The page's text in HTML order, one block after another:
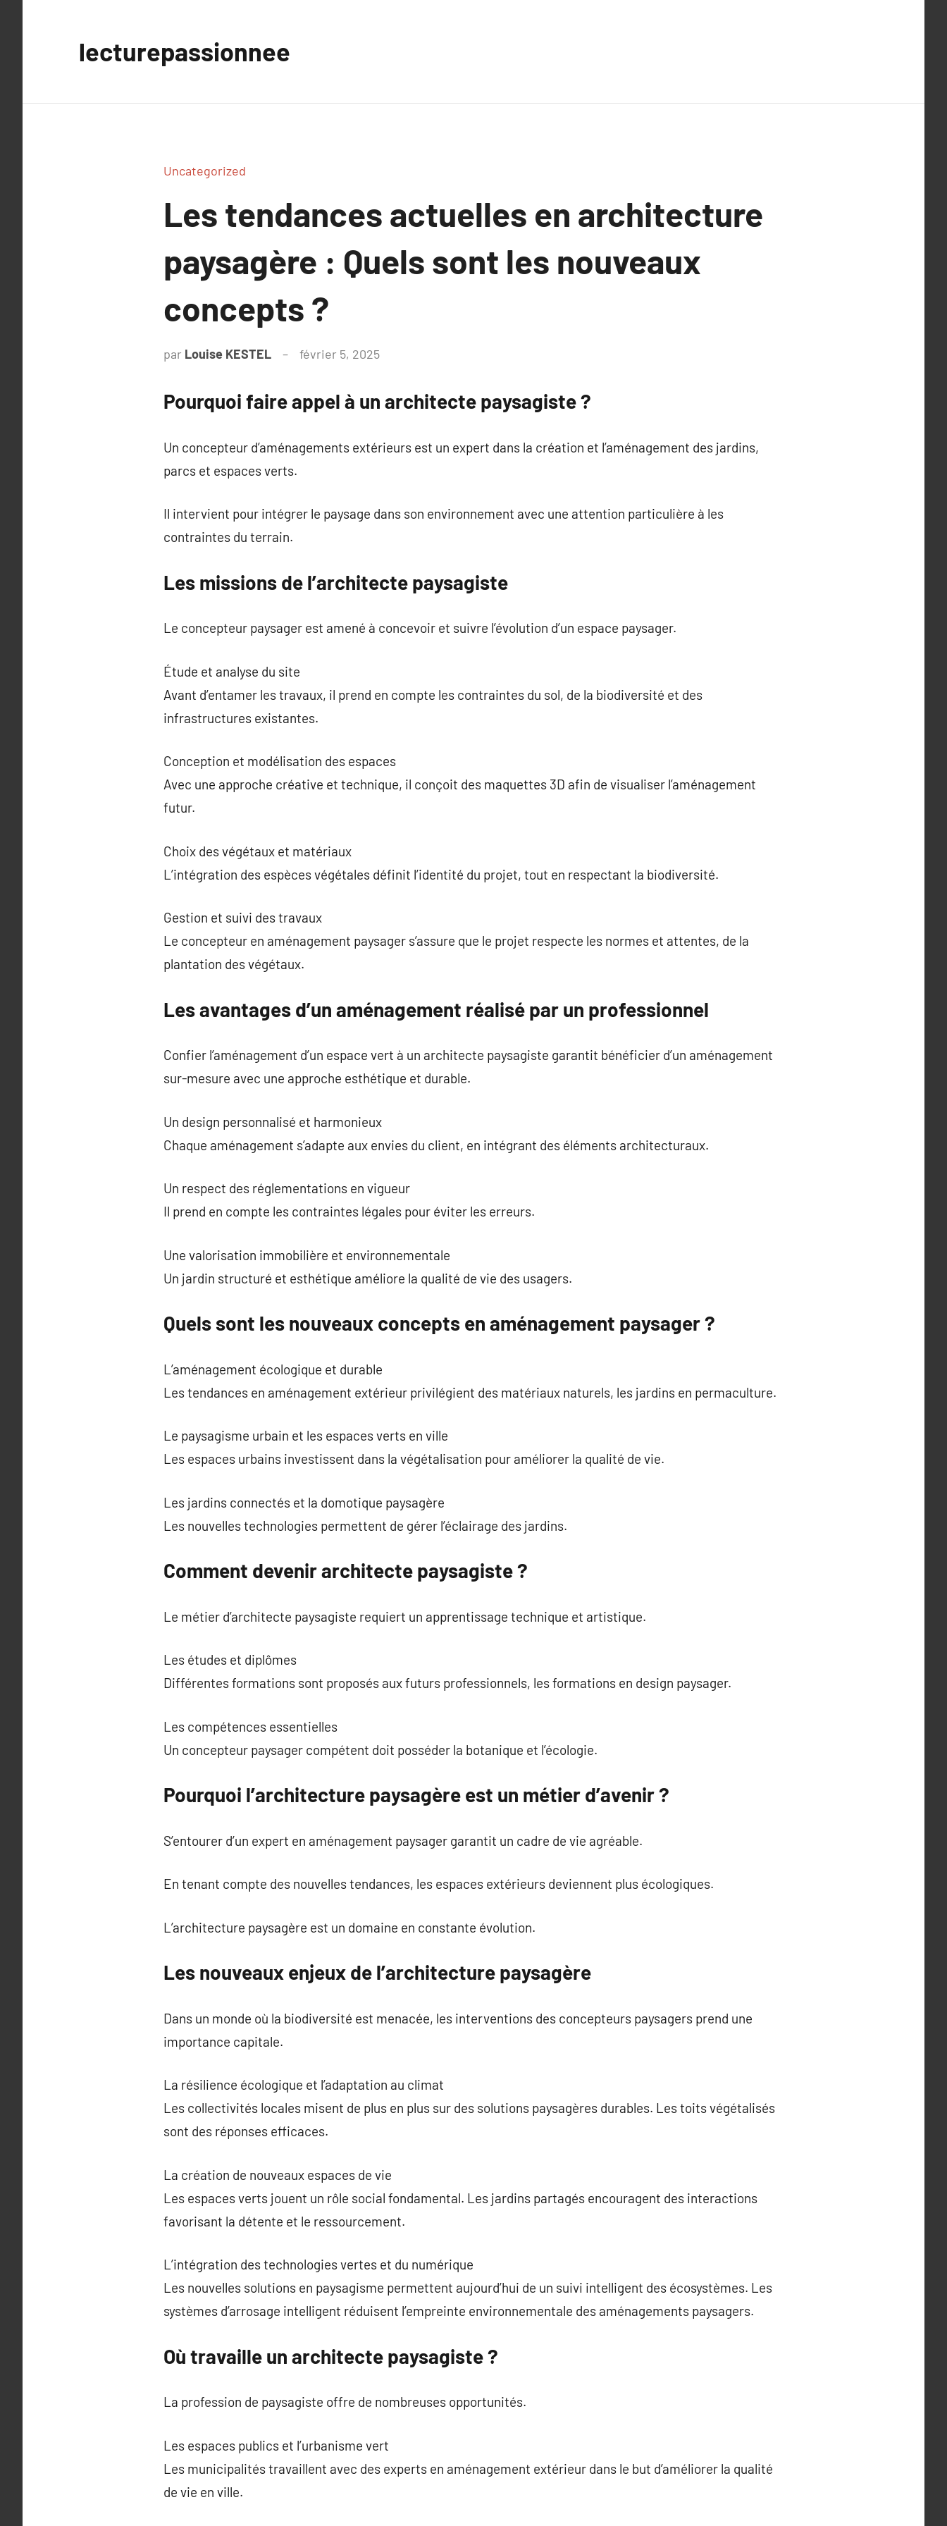
lecturepassionnee
Uncategorized
Les tendances actuelles en architecture
paysagère : Quels sont les nouveaux
concepts ?
par Louise KESTEL février 5, 2025
Pourquoi faire appel à un architecte paysagiste ?
Un concepteur d’aménagements extérieurs est un expert dans la création et l’aménagement des jardins,
parcs et espaces verts.
Il intervient pour intégrer le paysage dans son environnement avec une attention particulière à les
contraintes du terrain.
Les missions de l’architecte paysagiste
Le concepteur paysager est amené à concevoir et suivre l’évolution d’un espace paysager.
Étude et analyse du site
Avant d’entamer les travaux, il prend en compte les contraintes du sol, de la biodiversité et des
infrastructures existantes.
Conception et modélisation des espaces
Avec une approche créative et technique, il conçoit des maquettes 3D afin de visualiser l’aménagement
futur.
Choix des végétaux et matériaux
L’intégration des espèces végétales définit l’identité du projet, tout en respectant la biodiversité.
Gestion et suivi des travaux
Le concepteur en aménagement paysager s’assure que le projet respecte les normes et attentes, de la
plantation des végétaux.
Les avantages d’un aménagement réalisé par un professionnel
Confier l’aménagement d’un espace vert à un architecte paysagiste garantit bénéficier d’un aménagement
sur-mesure avec une approche esthétique et durable.
Un design personnalisé et harmonieux
Chaque aménagement s’adapte aux envies du client, en intégrant des éléments architecturaux.
Un respect des réglementations en vigueur
Il prend en compte les contraintes légales pour éviter les erreurs.
Une valorisation immobilière et environnementale
Un jardin structuré et esthétique améliore la qualité de vie des usagers.
Quels sont les nouveaux concepts en aménagement paysager ?
L’aménagement écologique et durable
Les tendances en aménagement extérieur privilégient des matériaux naturels, les jardins en permaculture.
Le paysagisme urbain et les espaces verts en ville
Les espaces urbains investissent dans la végétalisation pour améliorer la qualité de vie.
Les jardins connectés et la domotique paysagère
Les nouvelles technologies permettent de gérer l’éclairage des jardins.
Comment devenir architecte paysagiste ?
Le métier d’architecte paysagiste requiert un apprentissage technique et artistique.
Les études et diplômes
Différentes formations sont proposés aux futurs professionnels, les formations en design paysager.
Les compétences essentielles
Un concepteur paysager compétent doit posséder la botanique et l’écologie.
Pourquoi l’architecture paysagère est un métier d’avenir ?
S’entourer d’un expert en aménagement paysager garantit un cadre de vie agréable.
En tenant compte des nouvelles tendances, les espaces extérieurs deviennent plus écologiques.
L’architecture paysagère est un domaine en constante évolution.
Les nouveaux enjeux de l’architecture paysagère
Dans un monde où la biodiversité est menacée, les interventions des concepteurs paysagers prend une
importance capitale.
La résilience écologique et l’adaptation au climat
Les collectivités locales misent de plus en plus sur des solutions paysagères durables. Les toits végétalisés
sont des réponses efficaces.
La création de nouveaux espaces de vie
Les espaces verts jouent un rôle social fondamental. Les jardins partagés encouragent des interactions
favorisant la détente et le ressourcement.
L’intégration des technologies vertes et du numérique
Les nouvelles solutions en paysagisme permettent aujourd’hui de un suivi intelligent des écosystèmes. Les
systèmes d’arrosage intelligent réduisent l’empreinte environnementale des aménagements paysagers.
Où travaille un architecte paysagiste ?
La profession de paysagiste offre de nombreuses opportunités.
Les espaces publics et l’urbanisme vert
Les municipalités travaillent avec des experts en aménagement extérieur dans le but d’améliorer la qualité
de vie en ville.